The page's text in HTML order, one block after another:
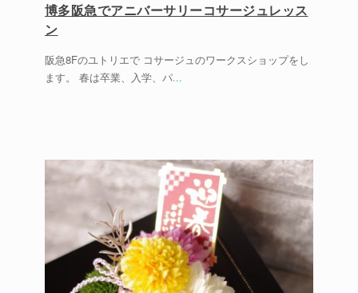
博多阪急でアニバーサリーコサージュレッス
ン
阪急8Fのユトリエで コサージュのワークスショップをし
ます。 春は卒業、入学、パ...